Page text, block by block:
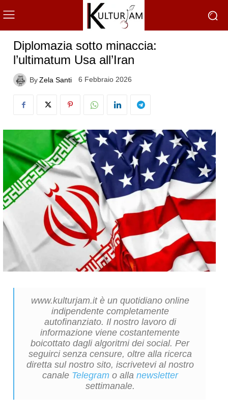
Diplomazia sotto minaccia:
l’ultimatum Usa all’Iran
ByZela Santi 6 Febbraio 2026
www.kulturjam.it è un quotidiano online
indipendente completamente
autofinanziato. Il nostro lavoro di
informazione viene costantemente
boicottato dagli algoritmi dei social. Per
seguirci senza censure, oltre alla ricerca
diretta sul nostro sito, iscrivetevi al nostro
canale Telegram o alla newsletter
settimanale.